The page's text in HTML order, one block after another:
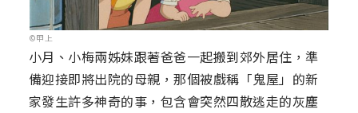
©甲上
小月、小梅兩姊妹跟著爸爸一起搬到郊外居住，準
備迎接即將出院的母親，那個被戲稱「鬼屋」的新
家發生許多神奇的事，包含會突然四散逃走的灰塵